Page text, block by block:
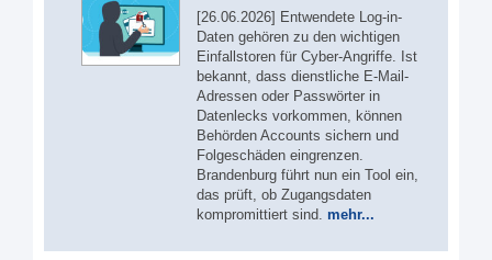
[26.06.2026] Entwendete Log-in-
Daten gehören zu den wichtigen
Einfallstoren für Cyber-Angriffe. Ist
bekannt, dass dienstliche E-Mail-
Adressen oder Passwörter in
Datenlecks vorkommen, können
Behörden Accounts sichern und
Folgeschäden eingrenzen.
Brandenburg führt nun ein Tool ein,
das prüft, ob Zugangsdaten
kompromittiert sind. mehr...